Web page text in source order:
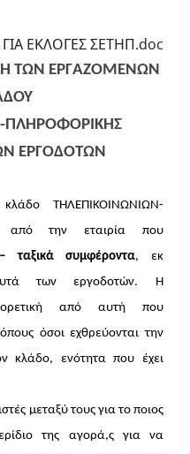
ΕΚΛΟΓΕΣ ΣΕΤΗΠ.doc
ΤΩΝ ΕΡΓΑΖΟΜΕΝΩΝ
ΠΛΗΡΟΦΟΡΙΚΗΣ
ΕΡΓΟΔΟΤΩΝ
ΤΗΛΕΠΙΚΟΙΝΩΝΙΩΝ-
από την εταιρία που
ταξικά συμφέροντα, εκ
των εργοδοτών.
Η
από αυτή που
όσοι εχθρεύονται την
κλάδο, ενότητα που έχει
μεταξύ τους για το ποιος
της αγορά,ς για να